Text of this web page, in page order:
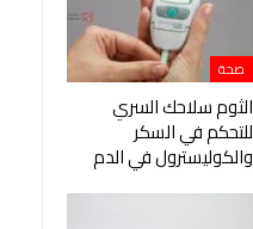
صحة
الثوم سلاحك السري
للتحكم في السكر
والكوليسترول في الدم